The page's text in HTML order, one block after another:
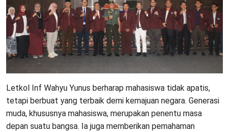
Letkol Inf Wahyu Yunus berharap mahasiswa tidak apatis,
tetapi berbuat yang terbaik demi kemajuan negara. Generasi
muda, khususnya mahasiswa, merupakan penentu masa
depan suatu bangsa. Ia juga memberikan pemahaman